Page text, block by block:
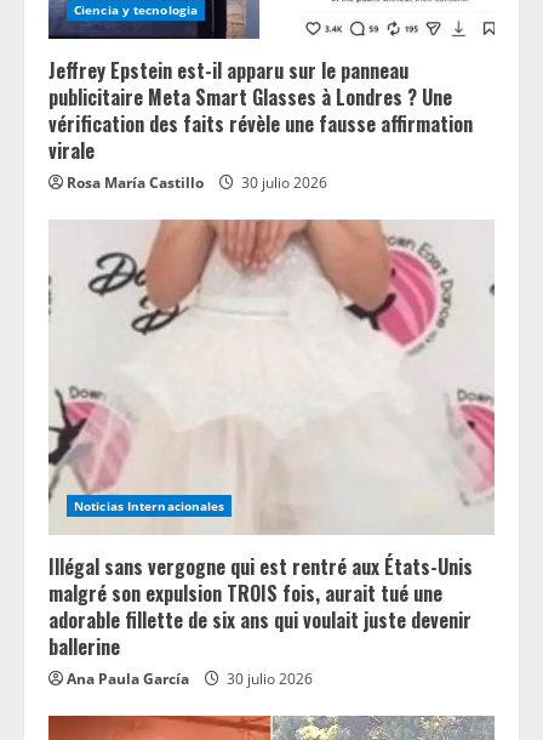
Ciencia y tecnologia
Jeffrey Epstein est-il apparu sur le panneau
publicitaire Meta Smart Glasses à Londres ? Une
vérification des faits révèle une fausse affirmation
virale
Rosa María Castillo 30 julio 2026
Noticias Internacionales
Illégal sans vergogne qui est rentré aux États-Unis
malgré son expulsion TROIS fois, aurait tué une
adorable fillette de six ans qui voulait juste devenir
ballerine
Ana Paula García 30 julio 2026